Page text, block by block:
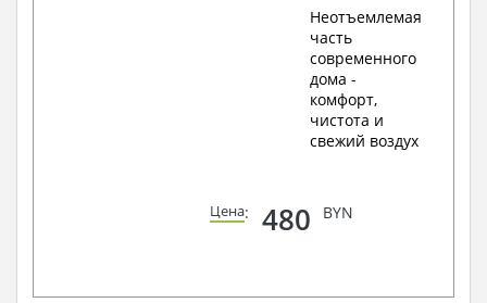
Неотъемлемая
часть
современного
дома -
комфорт,
чистота и
свежий воздух
Цена: 480 BYN